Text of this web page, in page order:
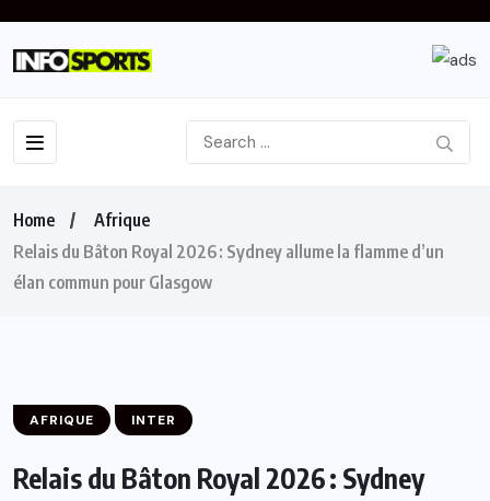
Home
Afrique
Relais du Bâton Royal 2026 : Sydney allume la flamme d’un
élan commun pour Glasgow
AFRIQUE INTER
Relais du Bâton Royal 2026 : Sydney